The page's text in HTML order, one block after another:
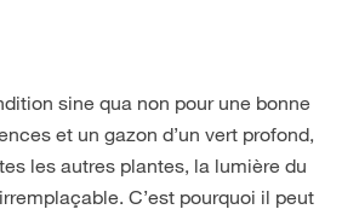
sine qua non pour une bonne
et un gazon d’un vert profond,
les autres plantes, la lumière du
C’est pourquoi il peut